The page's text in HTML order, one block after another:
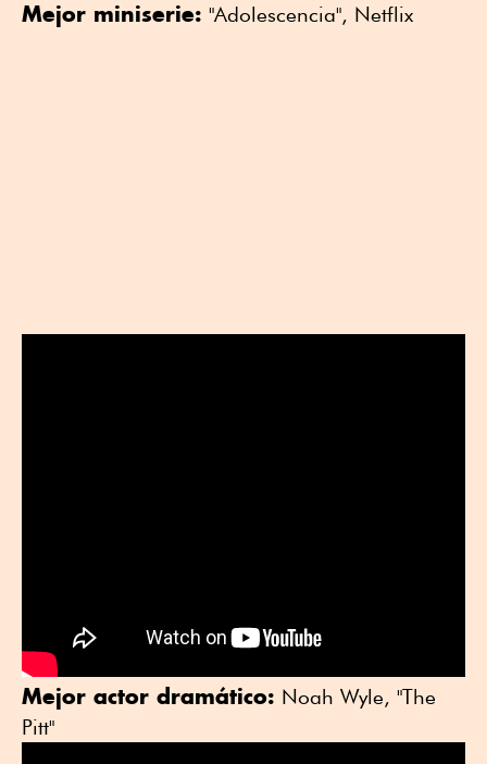
Mejor miniserie: "Adolescencia", Netflix
Mejor actor dramático: Noah Wyle, "The
Pitt"